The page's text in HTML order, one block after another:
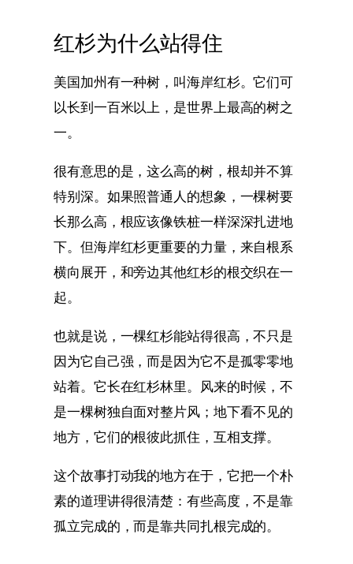
红杉为什么站得住
美国加州有一种树，叫海岸红杉。它们可
以长到一百米以上，是世界上最高的树之
一。
很有意思的是，这么高的树，根却并不算
特别深。如果照普通人的想象，一棵树要
长那么高，根应该像铁桩一样深深扎进地
下。但海岸红杉更重要的力量，来自根系
横向展开，和旁边其他红杉的根交织在一
起。
也就是说，一棵红杉能站得很高，不只是
因为它自己强，而是因为它不是孤零零地
站着。它长在红杉林里。风来的时候，不
是一棵树独自面对整片风；地下看不见的
地方，它们的根彼此抓住，互相支撑。
这个故事打动我的地方在于，它把一个朴
素的道理讲得很清楚：有些高度，不是靠
孤立完成的，而是靠共同扎根完成的。